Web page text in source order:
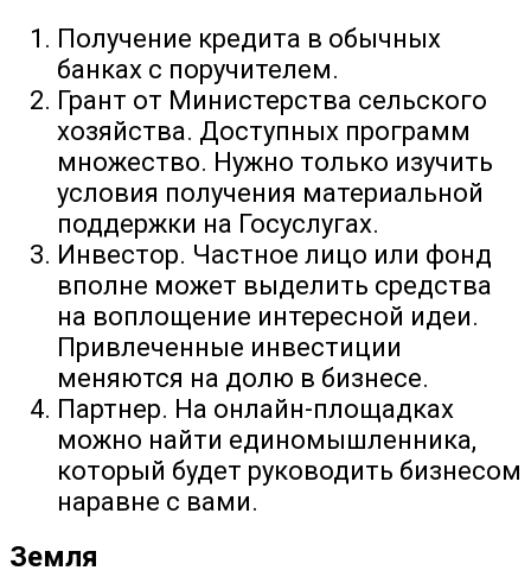
Получение кредита в обычных
банках с поручителем.
Грант от Министерства сельского
хозяйства. Доступных программ
множество. Нужно только изучить
условия получения материальной
поддержки на Госуслугах.
Инвестор. Частное лицо или фонд
вполне может выделить средства
на воплощение интересной идеи.
Привлеченные инвестиции
меняются на долю в бизнесе.
Партнер. На онлайн-площадках
можно найти единомышленника,
который будет руководить бизнесом
наравне с вами.
Земля